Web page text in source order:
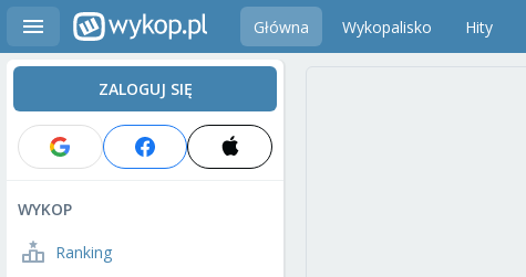
Główna Wykopalisko Hity
ZALOGUJ SIĘ
WYKOP
Ranking